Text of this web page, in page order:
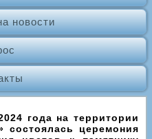
новости
года на территории
состоялась церемония